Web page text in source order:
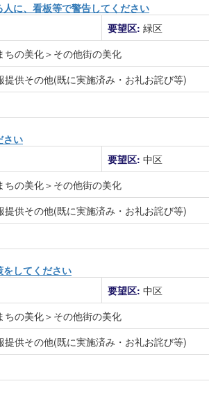
に、看板等で警告してください
要望区: 緑区
ちの美化＞その他街の美化
提供その他(既に実施済み・お礼お詫び等)
さい
要望区: 中区
ちの美化＞その他街の美化
提供その他(既に実施済み・お礼お詫び等)
してください
要望区: 中区
ちの美化＞その他街の美化
提供その他(既に実施済み・お礼お詫び等)